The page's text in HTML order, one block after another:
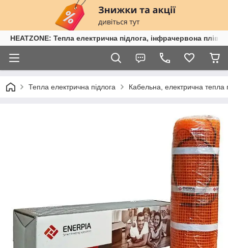
HEATZONE: Тепла електрична підлога, інфрачервона
Тепла електрична підлога Кабельна, електрична